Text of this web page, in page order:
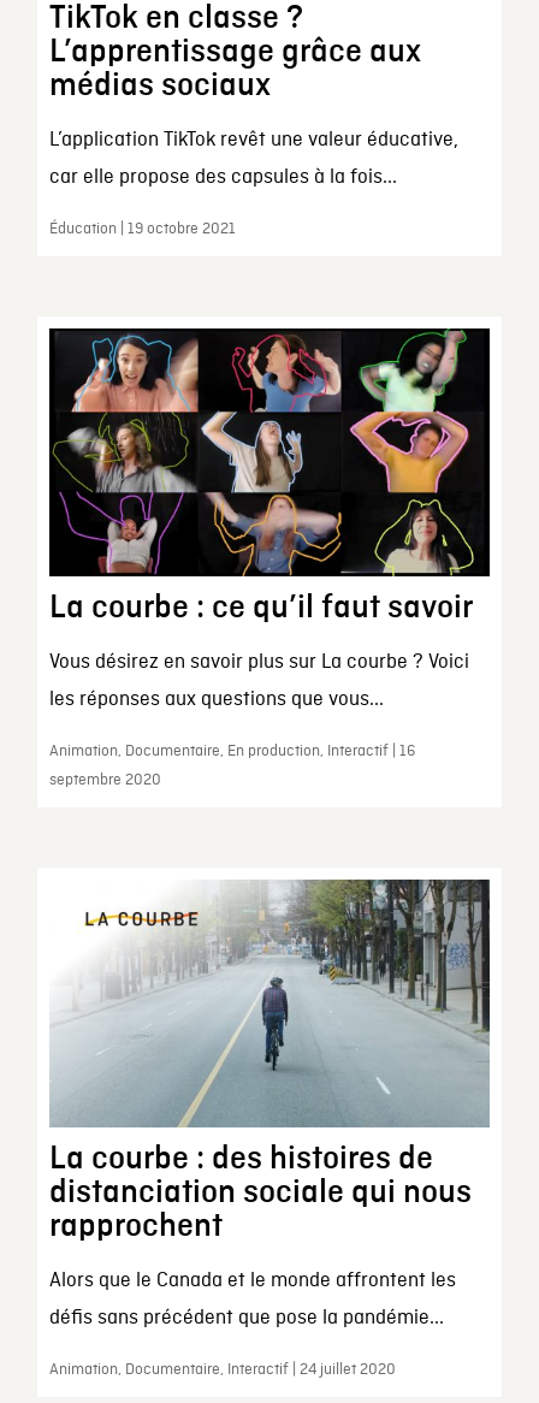
TikTok en classe ?
L’apprentissage grâce aux
médias sociaux
L’application TikTok revêt une valeur éducative,
car elle propose des capsules à la fois...
Éducation | 19 octobre 2021
La courbe : ce qu’il faut savoir
Vous désirez en savoir plus sur La courbe ? Voici
les réponses aux questions que vous...
Animation, Documentaire, En production, Interactif | 16
septembre 2020
La courbe : des histoires de
distanciation sociale qui nous
rapprochent
Alors que le Canada et le monde affrontent les
défis sans précédent que pose la pandémie...
Animation, Documentaire, Interactif | 24 juillet 2020